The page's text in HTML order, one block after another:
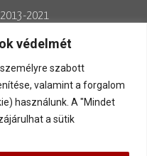
védelmét
szabott
valamint a forgalom
használunk. A "Mindet
a sütik
2021
felhasználásuk kizárólag az
engedélyezett.
szerződési feltételek◊